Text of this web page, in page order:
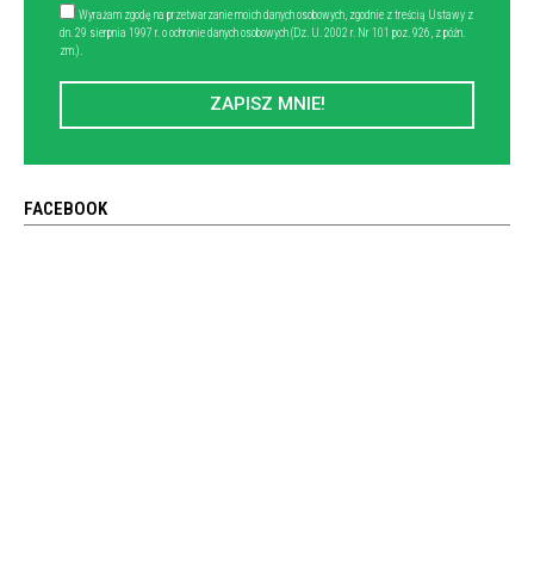
Wyrażam zgodę na przetwarzanie moich danych osobowych, zgodnie z treścią Ustawy z
dn. 29 sierpnia 1997 r. o ochronie danych osobowych (Dz. U. 2002 r. Nr 101 poz. 926, z późn.
zm.).
ZAPISZ MNIE!
FACEBOOK